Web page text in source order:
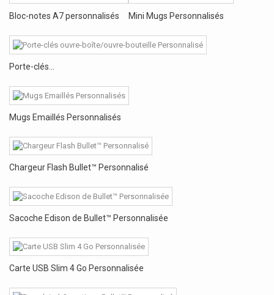
Bloc-notes A7 personnalisés Mini Mugs Personnalisés
Porte-clés...
Mugs Emaillés Personnalisés
Chargeur Flash Bullet™ Personnalisé
Sacoche Edison de Bullet™ Personnalisée
Carte USB Slim 4 Go Personnalisée